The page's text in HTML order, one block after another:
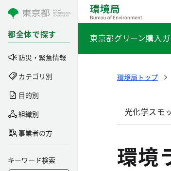
コンテンツにスキップ
都全体で探す
防災・緊急情報
カテゴリ別
目的別
組織別
事業者の方
キーワード検索
東京都グリーン購入
環境局トップ
光化学スモ
環境